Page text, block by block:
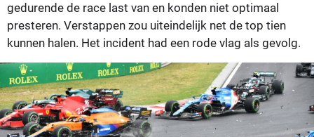
gedurende de race last van en konden niet optimaal
presteren. Verstappen zou uiteindelijk net de top tien
kunnen halen. Het incident had een rode vlag als gevolg.